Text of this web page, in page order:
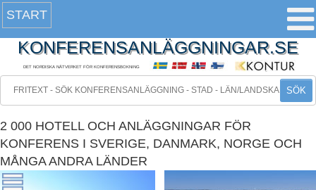
START
KONFERENSANLÄGGNINGAR.SE
DET NORDISKA NÄTVERKET FÖR KONFERENSBOKNING
SÖK
2 000 HOTELL OCH ANLÄGGNINGAR FÖR
KONFERENS I SVERIGE, DANMARK, NORGE OCH
MÅNGA ANDRA LÄNDER